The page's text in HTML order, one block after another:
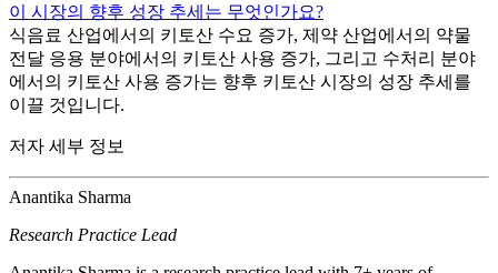
이 시장의 향후 성장 추세는 무엇인가요?
식음료 산업에서의 키토산 수요 증가, 제약 산업에서의 약물
전달 응용 분야에서의 키토산 사용 증가, 그리고 수처리 분야
에서의 키토산 사용 증가는 향후 키토산 시장의 성장 추세를
이끌 것입니다.
저자 세부 정보
Anantika Sharma
Research Practice Lead